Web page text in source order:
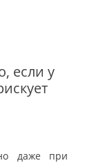
если у
даже при